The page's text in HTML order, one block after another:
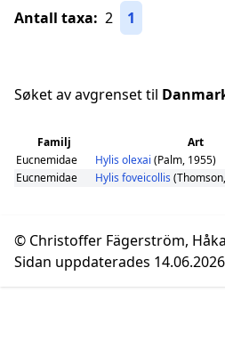
Antall taxa: 2 1
Søket av avgrenset til
Familj Art
Eucnemidae
Hylis olexai (Palm, 1955)
Eucnemidae
Hylis foveicollis
© Christoffer Fägerström,
Sidan uppdaterades